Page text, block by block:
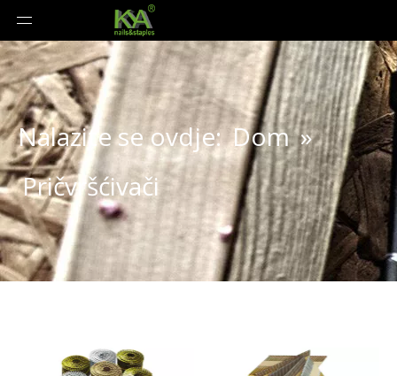
Nalazite se ovdje:Dom »
Pričvršćivači